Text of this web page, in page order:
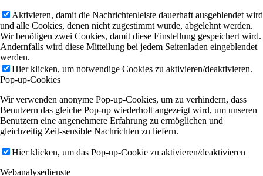
Aktivieren, damit die Nachrichtenleiste dauerhaft ausgeblendet wird
und alle Cookies, denen nicht zugestimmt wurde, abgelehnt werden.
Wir benötigen zwei Cookies, damit diese Einstellung gespeichert wird.
Andernfalls wird diese Mitteilung bei jedem Seitenladen eingeblendet
werden.
Hier klicken, um notwendige Cookies zu aktivieren/deaktivieren.
Pop-up-Cookies
Wir verwenden anonyme Pop-up-Cookies, um zu verhindern, dass
Benutzern das gleiche Pop-up wiederholt angezeigt wird, um unseren
Benutzern eine angenehmere Erfahrung zu ermöglichen und
gleichzeitig Zeit-sensible Nachrichten zu liefern.
Hier klicken, um das Pop-up-Cookie zu aktivieren/deaktivieren
Webanalysedienste